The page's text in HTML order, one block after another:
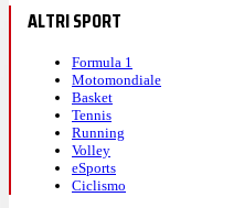
ALTRI SPORT
Formula 1
Motomondiale
Basket
Tennis
Running
Volley
eSports
Ciclismo